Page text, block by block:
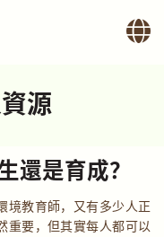
源
還是育成？
境教育師，又有多少人正
重要，但其實每人都可以